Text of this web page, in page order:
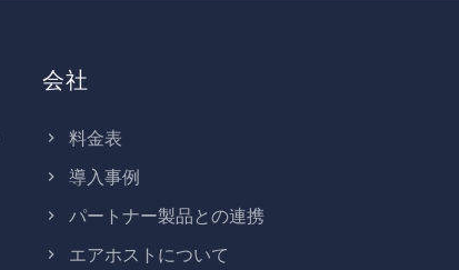
会社
料金表
導入事例
パートナー製品との連携
エアホストについて